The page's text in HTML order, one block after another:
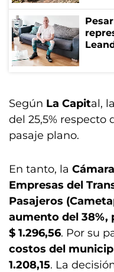
Según La Capital,
del 25,5% respecto
pasaje plano.
En tanto, la
Empresas del
Pasajeros
aumento del 38%,
$ 1.296,56. Por su
costos del
1.208,15. La